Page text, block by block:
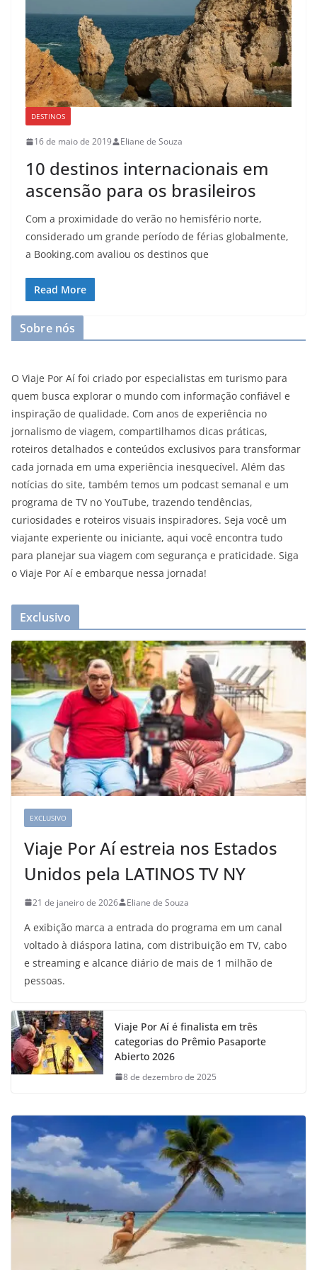
DESTINOS
16 de maio de 2019 Eliane de Souza
10 destinos internacionais em
ascensão para os brasileiros
Com a proximidade do verão no hemisfério norte,
considerado um grande período de férias globalmente,
a Booking.com avaliou os destinos que
Read More
Sobre nós
O Viaje Por Aí foi criado por especialistas em turismo para
quem busca explorar o mundo com informação confiável e
inspiração de qualidade. Com anos de experiência no
jornalismo de viagem, compartilhamos dicas práticas,
roteiros detalhados e conteúdos exclusivos para transformar
cada jornada em uma experiência inesquecível. Além das
notícias do site, também temos um podcast semanal e um
programa de TV no YouTube, trazendo tendências,
curiosidades e roteiros visuais inspiradores. Seja você um
viajante experiente ou iniciante, aqui você encontra tudo
para planejar sua viagem com segurança e praticidade. Siga
o Viaje Por Aí e embarque nessa jornada!
Exclusivo
EXCLUSIVO
Viaje Por Aí estreia nos Estados
Unidos pela LATINOS TV NY
21 de janeiro de 2026 Eliane de Souza
A exibição marca a entrada do programa em um canal
voltado à diáspora latina, com distribuição em TV, cabo
e streaming e alcance diário de mais de 1 milhão de
pessoas.
Viaje Por Aí é finalista em três
categorias do Prêmio Pasaporte
Abierto 2026
8 de dezembro de 2025